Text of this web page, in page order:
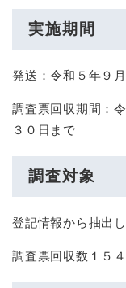
実施期間
発送：令和５年９
調査票回収期間：
３０日まで
調査対象
登記情報から抽出
調査票回収数１５